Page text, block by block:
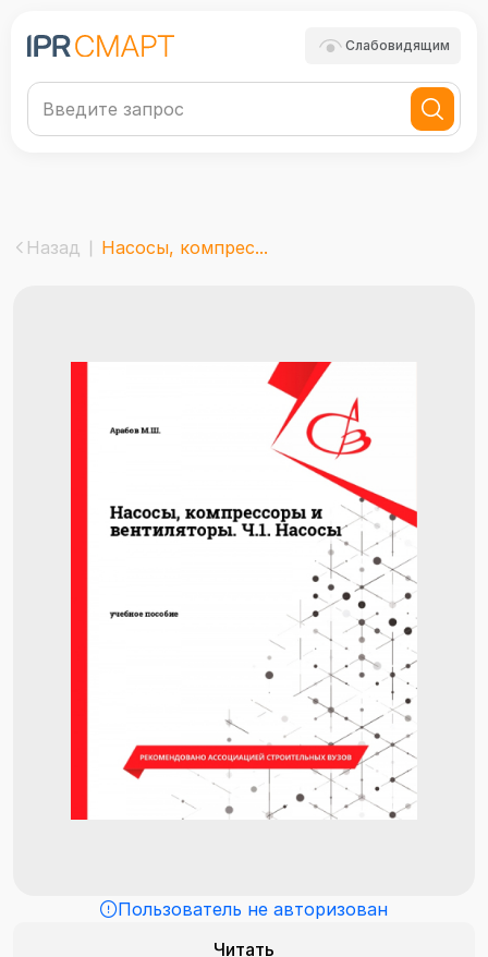
Слабовидящим
Назад Насосы, компрес...
Пользователь не авторизован
Читать